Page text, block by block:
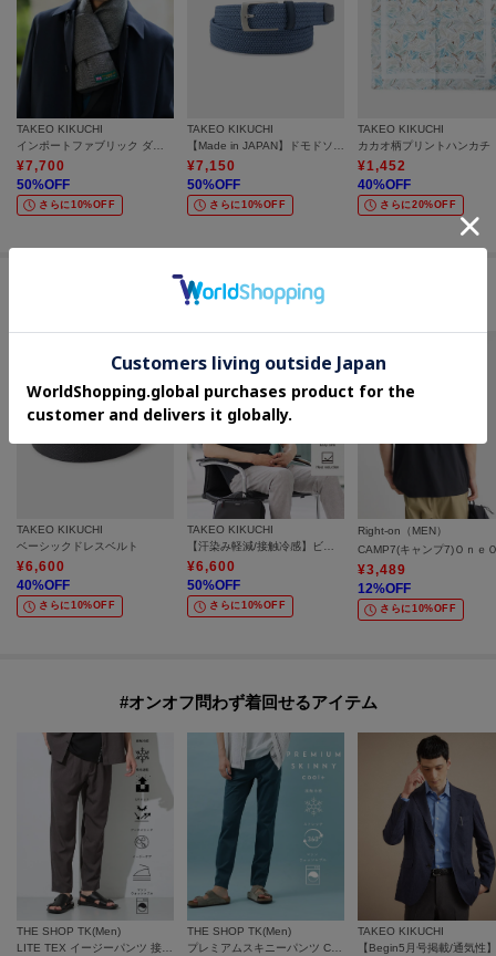
TAKEO KIKUCHI
¥7,700
50%OFF
さらに10%OFF
TAKEO KIKUCHI
¥7,150
50%OFF
さらに10%OFF
TAKEO KIKUCHI
カカオ柄プリントハンカチ
¥1,452
40%OFF
さらに20%OFF
セールアイテムからのおすすめ
TAKEO KIKUCHI
ベーシックドレスベルト
¥6,600
40%OFF
さらに10%OFF
TAKEO KIKUCHI
【汗染み軽減/接触冷感】ビズ ポロシャツ
¥6,600
50%OFF
さらに10%OFF
Right-on（MEN）
¥3,489
12%OFF
さらに10%OFF
#オンオフ問わず着回せるアイテム
THE SHOP TK(Men)
THE SHOP TK(Men)
TAKEO KIKUCHI